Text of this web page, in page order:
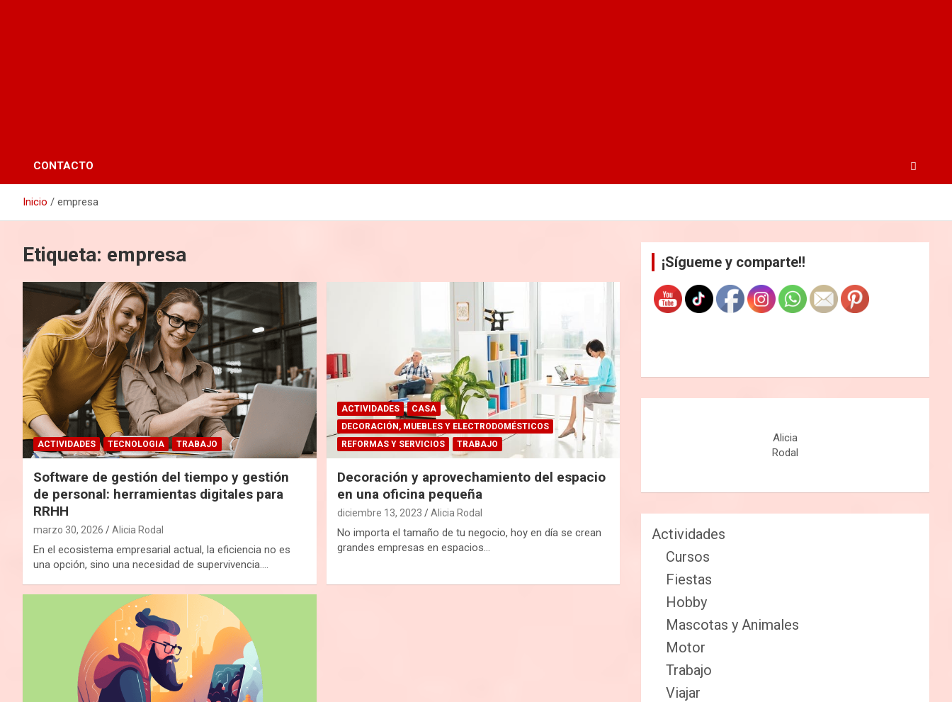
CONTACTO
Inicio empresa
Etiqueta: empresa
ACTIVIDADES TECNOLOGIA TRABAJO
Software de gestión del tiempo y gestión
de personal: herramientas digitales para
RRHH
marzo 30, 2026 Alicia Rodal
En el ecosistema empresarial actual, la eficiencia no es
una opción, sino una necesidad de supervivencia.…
ACTIVIDADES
CASA
DECORACIÓN, MUEBLES Y ELECTRODOMÉSTICOS
REFORMAS Y SERVICIOS
TRABAJO
Decoración y aprovechamiento del espacio
en una oficina pequeña
diciembre 13, 2023 Alicia Rodal
No importa el tamaño de tu negocio, hoy en día se crean
grandes empresas en espacios…
¡Sígueme y comparte!!
Alicia
Rodal
Actividades
Cursos
Fiestas
Hobby
Mascotas y Animales
Motor
Trabajo
Viajar